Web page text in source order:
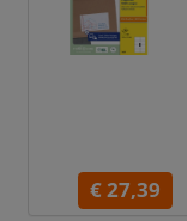
€ 27,39